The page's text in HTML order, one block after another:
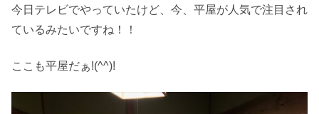
今日テレビでやっていたけど、今、平屋が人気で注目され
ているみたいですね！！
ここも平屋だぁ!(^^)!